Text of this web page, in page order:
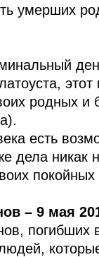
умерших
родных и
есть
дела никак
– 9 мая
погибших